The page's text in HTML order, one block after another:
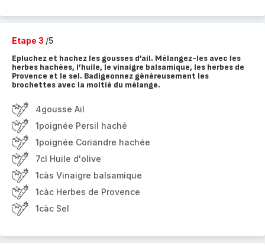
Etape 3 /5
Epluchez et hachez les gousses d’ail. Mélangez-les avec les
herbes hachées, l’huile, le vinaigre balsamique, les herbes de
Provence et le sel. Badigeonnez généreusement les
brochettes avec la moitié du mélange.
4gousse Ail
1poignée Persil haché
1poignée Coriandre hachée
7cl Huile d'olive
1càs Vinaigre balsamique
1càc Herbes de Provence
1càc Sel